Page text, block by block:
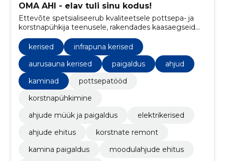
OMA AHI - elav tuli sinu kodus!
Ettevõte spetsialiseerub kvaliteetsele pottsepa- ja
korstnapühkija teenusele, rakendades kaasaegseid
kerised
infrapuna kerised
aurusauna kerised
paigaldus
ahjud
kaminad
pottsepatööd
korstnapühkimine
ahjude müük ja paigaldus
elektrikerised
ahjude ehitus
korstnate remont
kamina paigaldus
moodulahjude ehitus